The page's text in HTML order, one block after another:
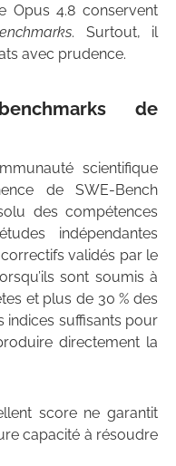
Opus 4.8 conservent
. Surtout, il
avec prudence.
de
scientifique
de SWE-Bench
des compétences
indépendantes
validés par le
sont soumis à
et plus de 30 % des
indices suffisants pour
directement la
score ne garantit
capacité à résoudre